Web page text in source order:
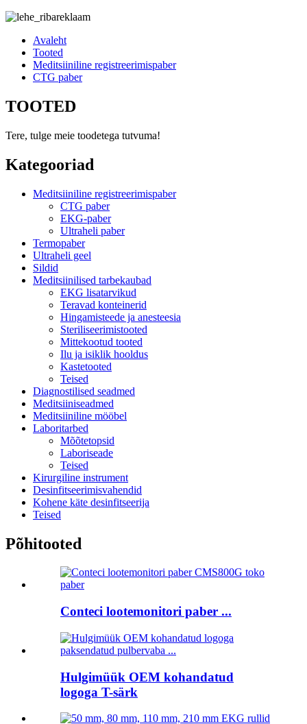
Avaleht
Tooted
Meditsiiniline registreerimispaber
CTG paber
TOOTED
Tere, tulge meie toodetega tutvuma!
Kategooriad
Meditsiiniline registreerimispaber
CTG paber
EKG-paber
Ultraheli paber
Termopaber
Ultraheli geel
Sildid
Meditsiinilised tarbekaubad
EKG lisatarvikud
Teravad konteinerid
Hingamisteede ja anesteesia
Steriliseerimistooted
Mittekootud tooted
Ilu ja isiklik hooldus
Kastetooted
Teised
Diagnostilised seadmed
Meditsiiniseadmed
Meditsiiniline mööbel
Laboritarbed
Mõõtetopsid
Laboriseade
Teised
Kirurgiline instrument
Desinfitseerimisvahendid
Kohene käte desinfitseerija
Teised
Põhitooted
Conteci lootemonitori paber ...
Hulgimüük OEM kohandatud
logoga T-särk